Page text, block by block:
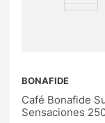
BONAFIDE
Café Bonafide
Sensaciones